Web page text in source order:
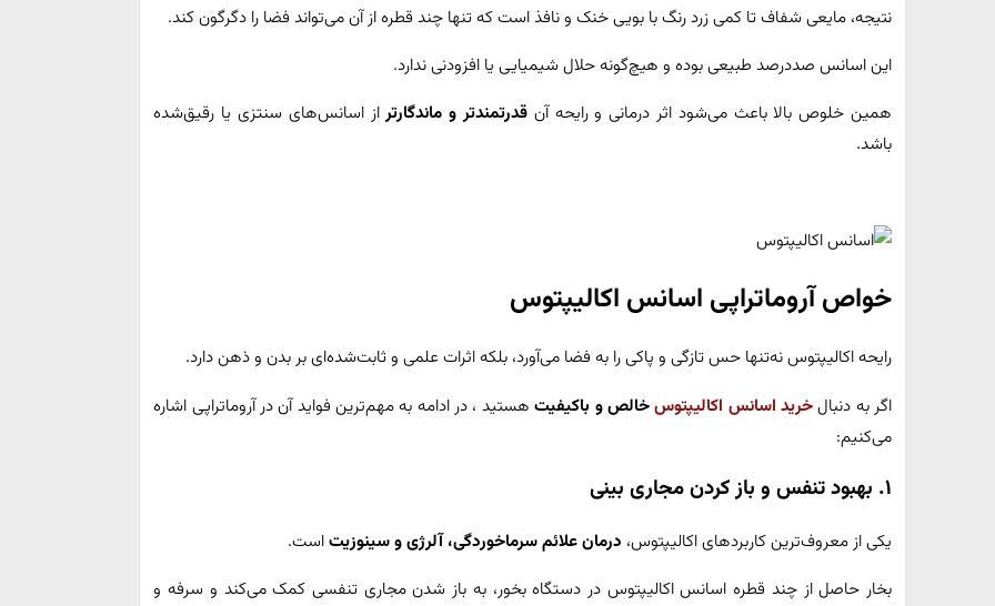
نتیجه، مایعی شفاف تا کمی زرد رنگ با بویی خنک و نافذ است که تنها چند قطره از آن می‌تواند فضا را دگرگون کند.
این اسانس صددرصد طبیعی بوده و هیچ‌گونه حلال شیمیایی یا افزودنی ندارد.
همین خلوص بالا باعث می‌شود اثر درمانی و رایحه آنقدرتمندتر و ماندگارتراز اسانس‌های سنتزی یا رقیق‌شده
باشد.
خواص آروماتراپی اسانس اکالیپتوس
رایحه اکالیپتوس نه‌تنها حس تازگی و پاکی را به فضا می‌آورد، بلکه اثرات علمی و ثابت‌شده‌ای بر بدن و ذهن دارد.
اگر به دنبالخرید اسانس اکالیپتوسخالص و باکیفیتهستید ، در ادامه به مهم‌ترین فواید آن در آروماتراپی اشاره
می‌کنیم:
۱. بهبود تنفس و باز کردن مجاری بینی
یکی از معروف‌ترین کاربردهای اکالیپتوس، درمان علائم سرماخوردگی، آلرژی و سینوزیتاست.
بخار حاصل از چند قطره اسانس اکالیپتوس در دستگاه بخور، به باز شدن مجاری تنفسی کمک می‌کند و سرفه و